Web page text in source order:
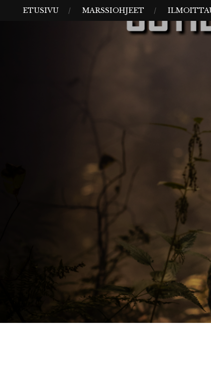
MENU
ETUSIVU MARSSIOHJEET